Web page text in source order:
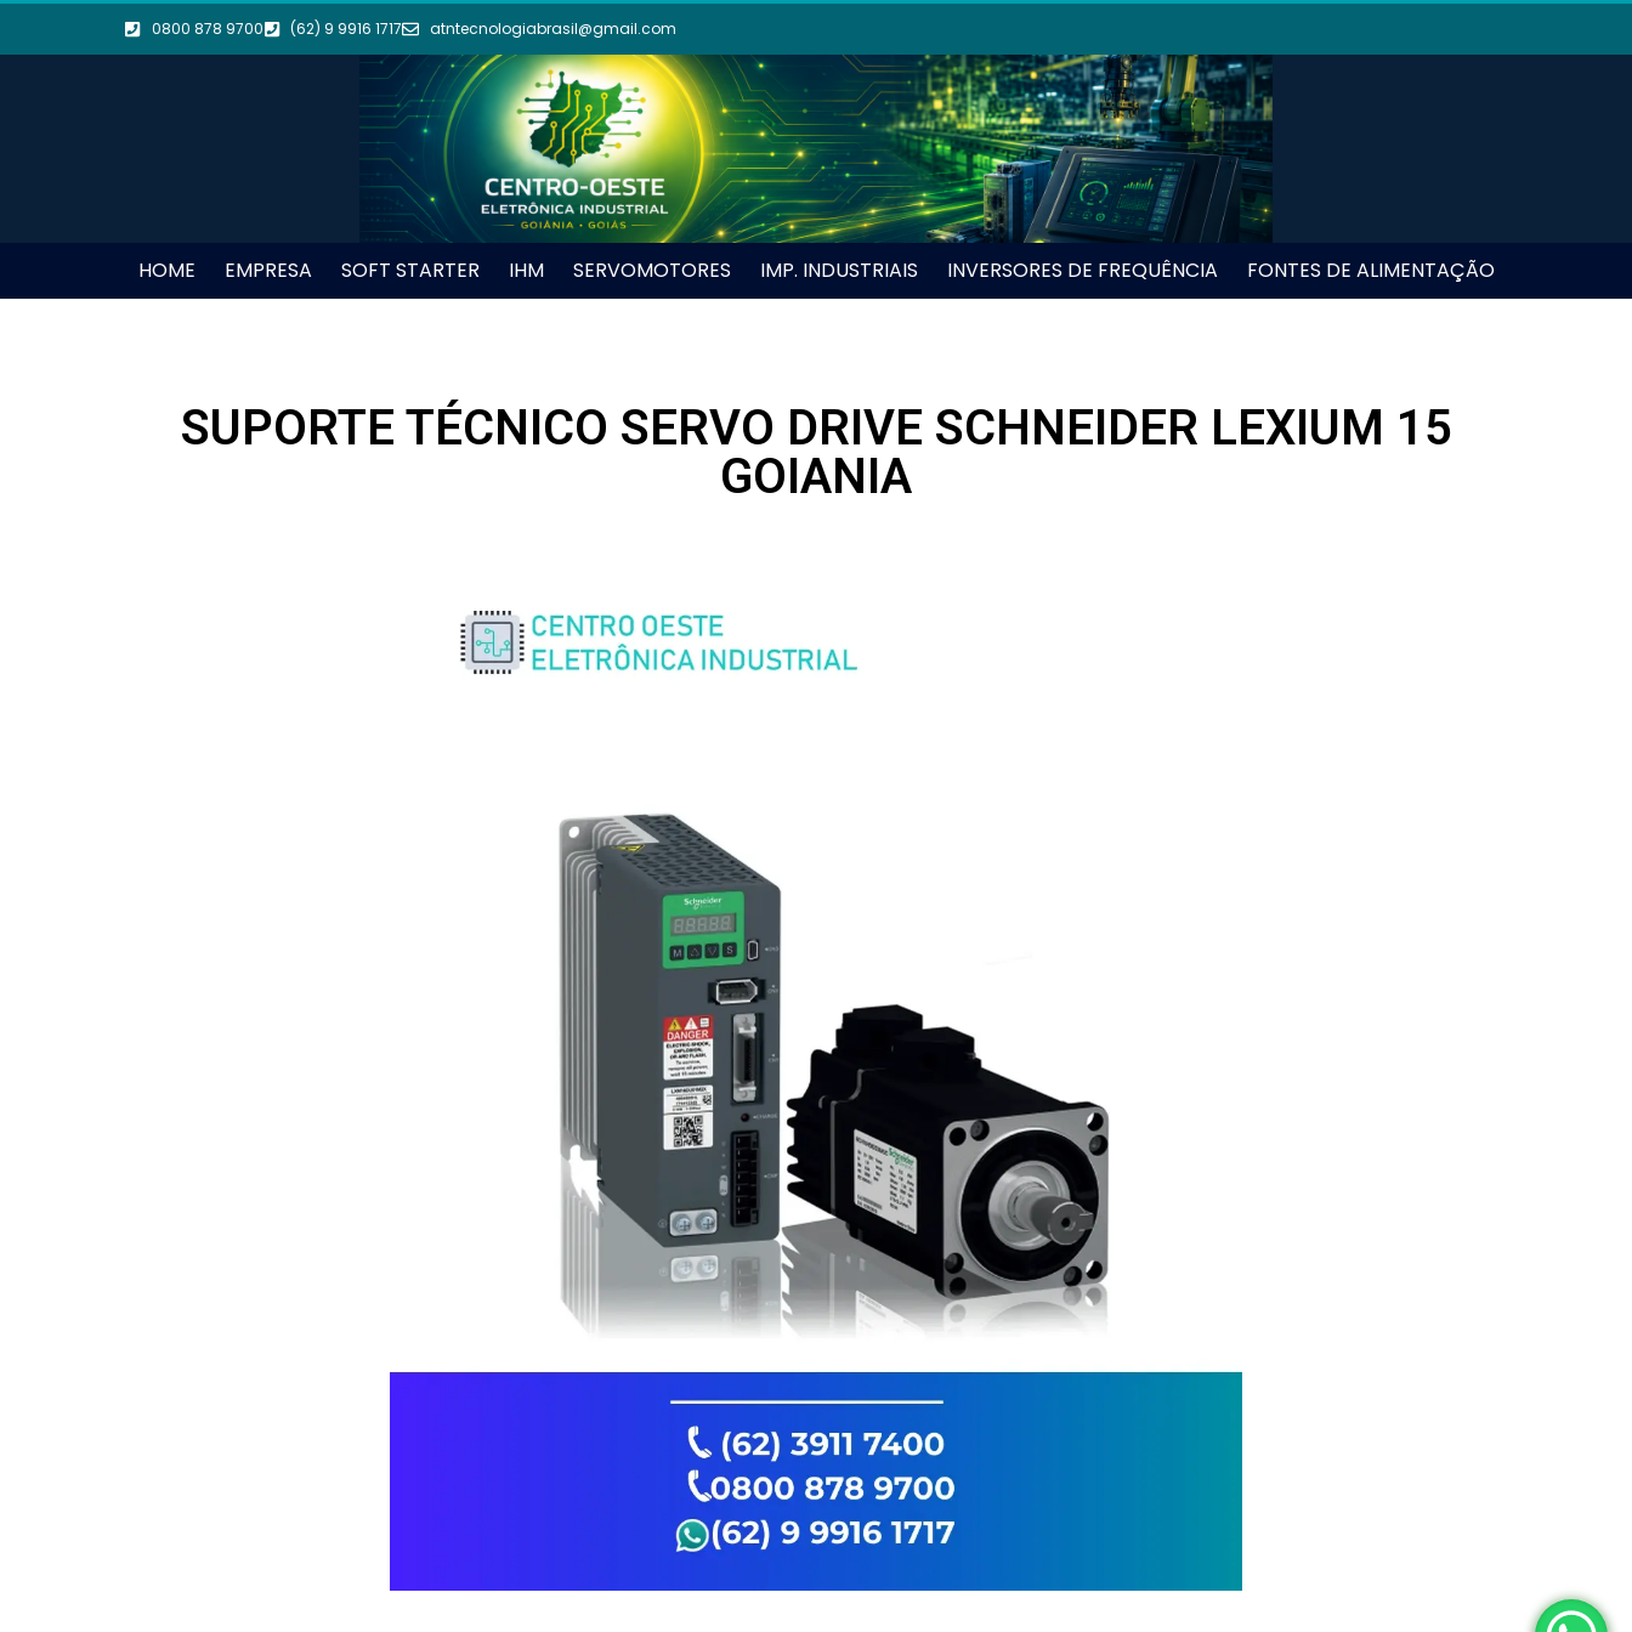
0800 878 9700 (62) 9 9916 1717 atntecnologiabrasil@gmail.com
HOME EMPRESA SOFT STARTER IHM SERVOMOTORES IMP. INDUSTRIAIS INVERSORES DE FREQUÊNCIA FONTES DE ALIMENTAÇÃO
SUPORTE TÉCNICO SERVO DRIVE SCHNEIDER LEXIUM 15
GOIANIA